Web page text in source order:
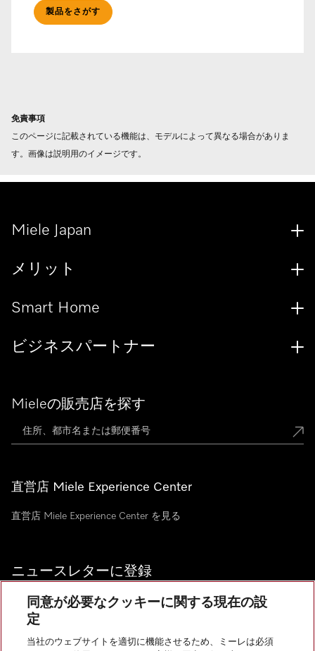
製品をさがす
免責事項
このページに記載されている機能は、モデルによって異なる場合がありま
す。画像は説明用のイメージです。
Mieleの販売店を探す
直営店 Miele Experience Center
直営店 Miele Experience Center を見る
ニュースレターに登録
Miele Japan
メリット
Smart Home
ビジネスパートナー
同意が必要なクッキーに関する現在の設
定
当社のウェブサイトを適切に機能させるため、ミーレは必須